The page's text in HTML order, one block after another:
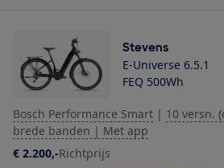
Stevens
E-Universe 6.5.1
FEQ 500Wh
Bosch Performance Smart | 10 versn.
brede banden | Met app
€ 2.200,-Richtprijs